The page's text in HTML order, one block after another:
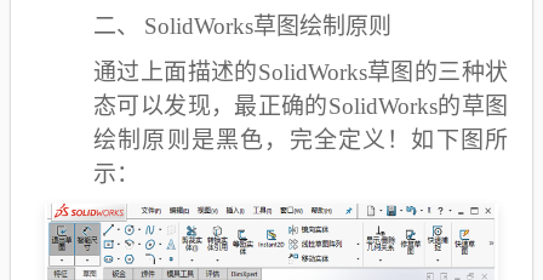
二、
SolidWorks草图绘制原则
通过上面描述的SolidWorks草图的三种状
态可以发现，最正确的SolidWorks的草图
绘制原则是黑色，完全定义！如下图所
示：